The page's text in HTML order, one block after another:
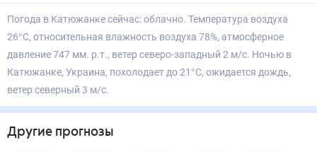
Погода в Катюжанке сейчас: облачно. Температура воздуха
26°С, относительная влажность воздуха 78%, атмосферное
давление 747 мм. р.т., ветер северо-западный 2 м/с. Ночью в
Катюжанке, Украина, похолодает до 21°С, ожидается дождь,
ветер северный 3 м/с.
Другие прогнозы